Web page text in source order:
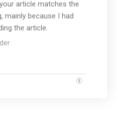
article matches the
mainly because I had
the article.